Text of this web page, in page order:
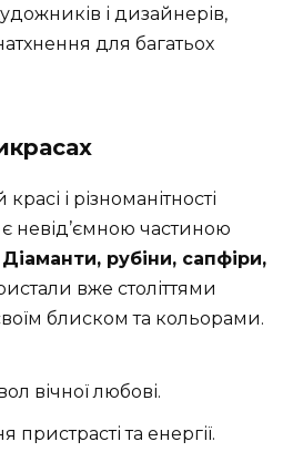
і дизайнерів,
для багатьох
і різноманітності
невід’ємною частиною
Діаманти, рубіни, сапфіри,
вже століттями
блиском та кольорами.
вічної любові.
пристрасті та енергії.